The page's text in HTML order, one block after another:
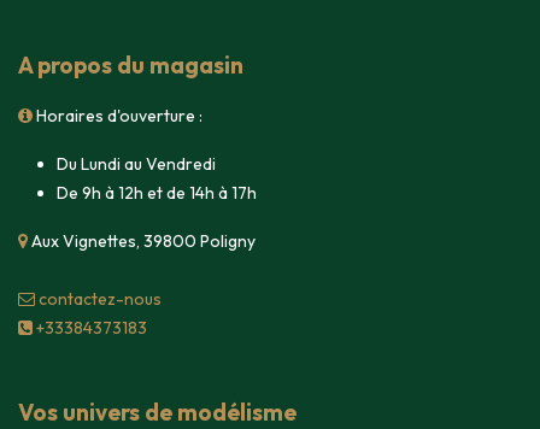
A propos du magasin
Horaires d'ouverture :
Du Lundi au Vendredi
De 9h à 12h et de 14h à 17h
Aux Vignettes, 39800 Poligny
contacte​z-nous
+33384373183
Vos univers de modélisme